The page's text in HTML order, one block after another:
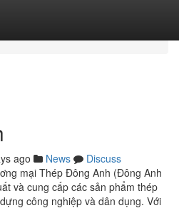
ago News
Discuss
mại Thép Đông Anh (Đông Anh
và cung cấp các sản phẩm thép
công nghiệp và dân dụng. Với